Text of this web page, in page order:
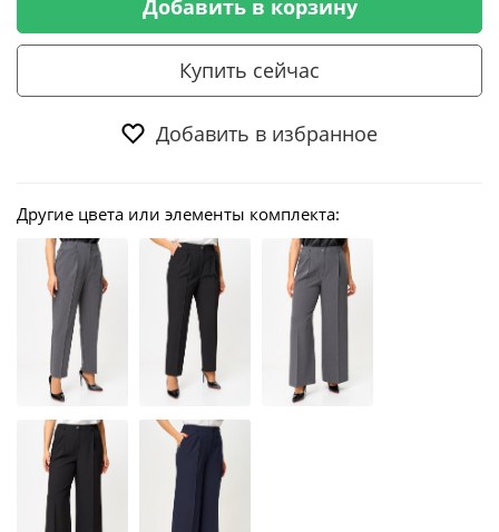
Добавить в корзину
Купить сейчас
Добавить в избранное
Другие цвета или элементы комплекта: